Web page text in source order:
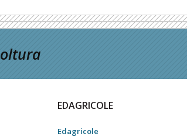
EDAGRICOLE
Edagricole